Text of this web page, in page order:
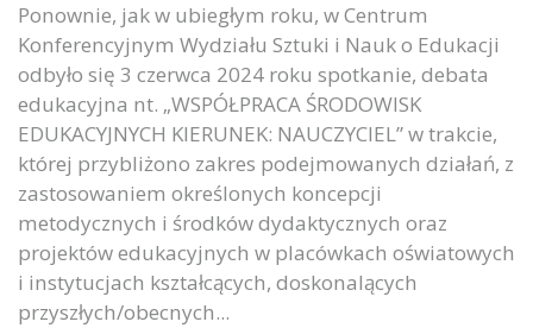
Ponownie, jak w ubiegłym roku, w Centrum
Konferencyjnym Wydziału Sztuki i Nauk o Edukacji
odbyło się 3 czerwca 2024 roku spotkanie, debata
edukacyjna nt. „WSPÓŁPRACA ŚRODOWISK
EDUKACYJNYCH KIERUNEK: NAUCZYCIEL” w trakcie,
której przybliżono zakres podejmowanych działań, z
zastosowaniem określonych koncepcji
metodycznych i środków dydaktycznych oraz
projektów edukacyjnych w placówkach oświatowych
i instytucjach kształcących, doskonalących
przyszłych/obecnych...